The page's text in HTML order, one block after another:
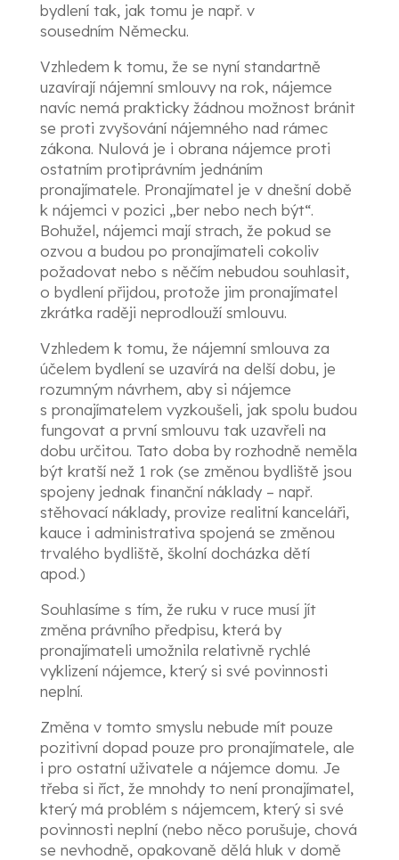
bydlení tak, jak tomu je např. v
sousedním Německu.
Vzhledem k tomu, že se nyní standartně
uzavírají nájemní smlouvy na rok, nájemce
navíc nemá prakticky žádnou možnost bránit
se proti zvyšování nájemného nad rámec
zákona. Nulová je i obrana nájemce proti
ostatním protiprávním jednáním
pronajímatele. Pronajímatel je v dnešní době
k nájemci v pozici „ber nebo nech být“.
Bohužel, nájemci mají strach, že pokud se
ozvou a budou po pronajímateli cokoliv
požadovat nebo s něčím nebudou souhlasit,
o bydlení přijdou, protože jim pronajímatel
zkrátka raději neprodlouží smlouvu.
Vzhledem k tomu, že nájemní smlouva za
účelem bydlení se uzavírá na delší dobu, je
rozumným návrhem, aby si nájemce
s pronajímatelem vyzkoušeli, jak spolu budou
fungovat a první smlouvu tak uzavřeli na
dobu určitou. Tato doba by rozhodně neměla
být kratší než 1 rok (se změnou bydliště jsou
spojeny jednak finanční náklady – např.
stěhovací náklady, provize realitní kanceláři,
kauce i administrativa spojená se změnou
trvalého bydliště, školní docházka dětí
apod.)
Souhlasíme s tím, že ruku v ruce musí jít
změna právního předpisu, která by
pronajímateli umožnila relativně rychlé
vyklizení nájemce, který si své povinnosti
neplní.
Změna v tomto smyslu nebude mít pouze
pozitivní dopad pouze pro pronajímatele, ale
i pro ostatní uživatele a nájemce domu. Je
třeba si říct, že mnohdy to není pronajímatel,
který má problém s nájemcem, který si své
povinnosti neplní (nebo něco porušuje, chová
se nevhodně, opakovaně dělá hluk v domě